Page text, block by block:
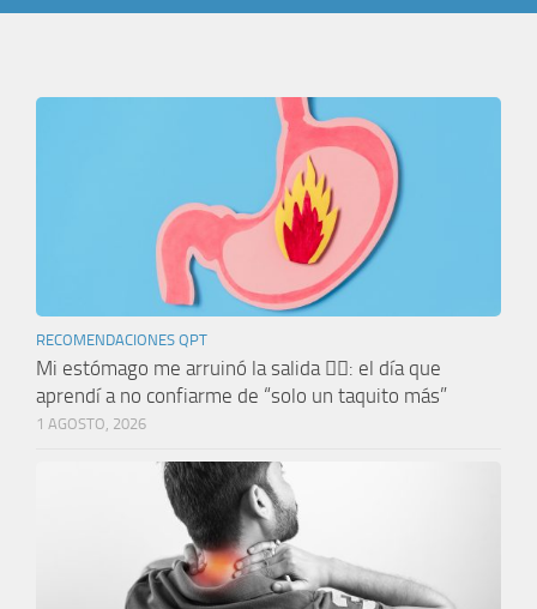
RECOMENDACIONES QPT
Mi estómago me arruinó la salida 🤦‍♀️: el día que
aprendí a no confiarme de “solo un taquito más”
1 AGOSTO, 2026